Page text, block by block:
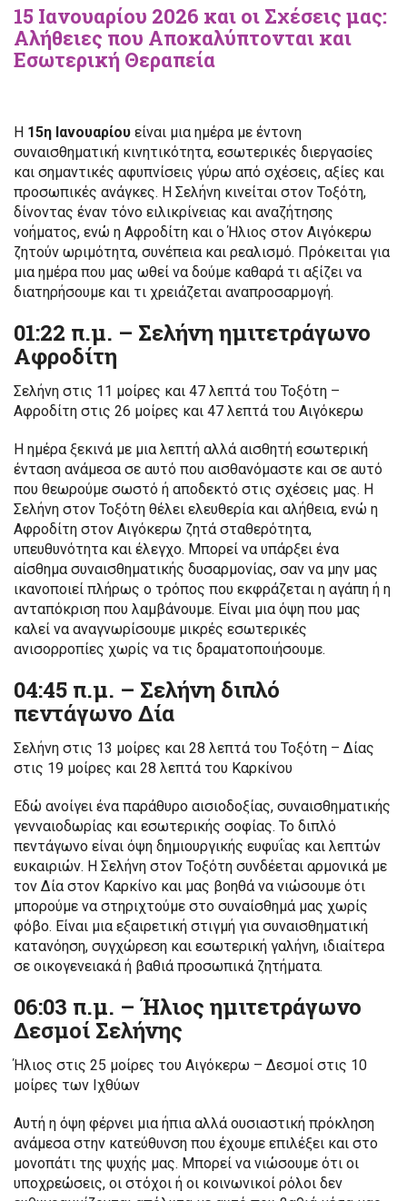
15 Ιανουαρίου 2026 και οι Σχέσεις μας:
Αλήθειες που Αποκαλύπτονται και
Εσωτερική Θεραπεία
Η 15η Ιανουαρίου είναι μια ημέρα με έντονη
συναισθηματική κινητικότητα, εσωτερικές διεργασίες
και σημαντικές αφυπνίσεις γύρω από σχέσεις, αξίες και
προσωπικές ανάγκες. Η Σελήνη κινείται στον Τοξότη,
δίνοντας έναν τόνο ειλικρίνειας και αναζήτησης
νοήματος, ενώ η Αφροδίτη και ο Ήλιος στον Αιγόκερω
ζητούν ωριμότητα, συνέπεια και ρεαλισμό. Πρόκειται για
μια ημέρα που μας ωθεί να δούμε καθαρά τι αξίζει να
διατηρήσουμε και τι χρειάζεται αναπροσαρμογή.
01:22 π.μ. – Σελήνη ημιτετράγωνο
Αφροδίτη
Σελήνη στις 11 μοίρες και 47 λεπτά του Τοξότη –
Αφροδίτη στις 26 μοίρες και 47 λεπτά του Αιγόκερω
Η ημέρα ξεκινά με μια λεπτή αλλά αισθητή εσωτερική
ένταση ανάμεσα σε αυτό που αισθανόμαστε και σε αυτό
που θεωρούμε σωστό ή αποδεκτό στις σχέσεις μας. Η
Σελήνη στον Τοξότη θέλει ελευθερία και αλήθεια, ενώ η
Αφροδίτη στον Αιγόκερω ζητά σταθερότητα,
υπευθυνότητα και έλεγχο. Μπορεί να υπάρξει ένα
αίσθημα συναισθηματικής δυσαρμονίας, σαν να μην μας
ικανοποιεί πλήρως ο τρόπος που εκφράζεται η αγάπη ή η
ανταπόκριση που λαμβάνουμε. Είναι μια όψη που μας
καλεί να αναγνωρίσουμε μικρές εσωτερικές
ανισορροπίες χωρίς να τις δραματοποιήσουμε.
04:45 π.μ. – Σελήνη διπλό
πεντάγωνο Δία
Σελήνη στις 13 μοίρες και 28 λεπτά του Τοξότη – Δίας
στις 19 μοίρες και 28 λεπτά του Καρκίνου
Εδώ ανοίγει ένα παράθυρο αισιοδοξίας, συναισθηματικής
γενναιοδωρίας και εσωτερικής σοφίας. Το διπλό
πεντάγωνο είναι όψη δημιουργικής ευφυΐας και λεπτών
ευκαιριών. Η Σελήνη στον Τοξότη συνδέεται αρμονικά με
τον Δία στον Καρκίνο και μας βοηθά να νιώσουμε ότι
μπορούμε να στηριχτούμε στο συναίσθημά μας χωρίς
φόβο. Είναι μια εξαιρετική στιγμή για συναισθηματική
κατανόηση, συγχώρεση και εσωτερική γαλήνη, ιδιαίτερα
σε οικογενειακά ή βαθιά προσωπικά ζητήματα.
06:03 π.μ. – Ήλιος ημιτετράγωνο
Δεσμοί Σελήνης
Ήλιος στις 25 μοίρες του Αιγόκερω – Δεσμοί στις 10
μοίρες των Ιχθύων
Αυτή η όψη φέρνει μια ήπια αλλά ουσιαστική πρόκληση
ανάμεσα στην κατεύθυνση που έχουμε επιλέξει και στο
μονοπάτι της ψυχής μας. Μπορεί να νιώσουμε ότι οι
υποχρεώσεις, οι στόχοι ή οι κοινωνικοί ρόλοι δεν